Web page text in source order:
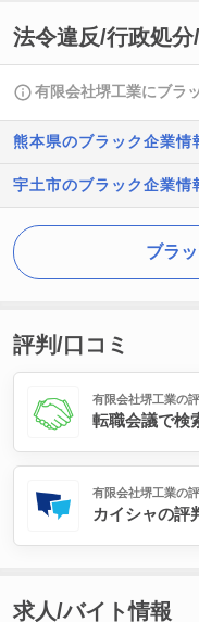
法令違反/行政処
有限会社堺工業にブラ
熊本県のブラック企業情
宇土市のブラック企業情
ブラ
評判/口コミ
有限会社堺工業の
転職会議で検
有限会社堺工業の
カイシャの評
求人/バイト情報